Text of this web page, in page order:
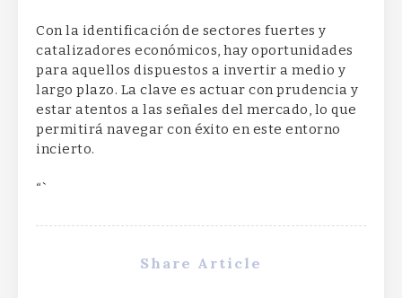
Con la identificación de sectores fuertes y
catalizadores económicos, hay oportunidades
para aquellos dispuestos a invertir a medio y
largo plazo. La clave es actuar con prudencia y
estar atentos a las señales del mercado, lo que
permitirá navegar con éxito en este entorno
incierto.
“`
Share Article